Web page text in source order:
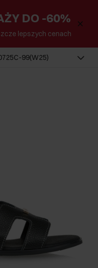
DO -60%
lepszych cenach
99(W25)